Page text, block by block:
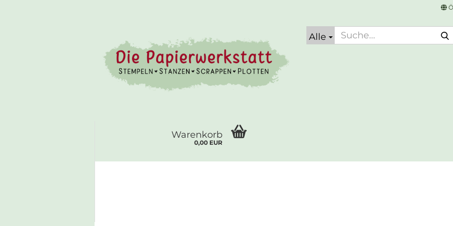
Alle
Warenkorb
0,00 EUR